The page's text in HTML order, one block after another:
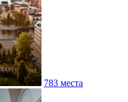
783 места